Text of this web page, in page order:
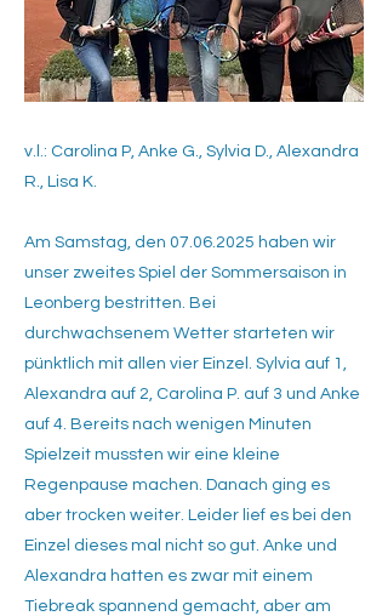
v.l.: Carolina P, Anke G., Sylvia D., Alexandra
R., Lisa K.
Am Samstag, den 07.06.2025 haben wir
unser zweites Spiel der Sommersaison in
Leonberg bestritten. Bei
durchwachsenem Wetter starteten wir
pünktlich mit allen vier Einzel. Sylvia auf 1,
Alexandra auf 2, Carolina P. auf 3 und Anke
auf 4. Bereits nach wenigen Minuten
Spielzeit mussten wir eine kleine
Regenpause machen. Danach ging es
aber trocken weiter. Leider lief es bei den
Einzel dieses mal nicht so gut. Anke und
Alexandra hatten es zwar mit einem
Tiebreak spannend gemacht, aber am